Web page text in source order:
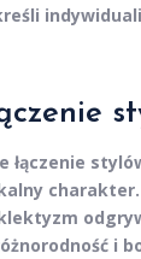
łączenie
i